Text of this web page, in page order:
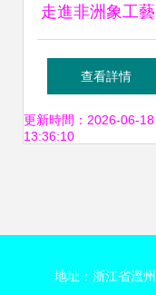
走進非洲象工
世界 最新最全樹
工藝產品參考指
查看詳情
更新時間：2026-06-18
13:36:10
地址：浙江省溫